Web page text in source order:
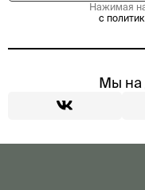
Нажимая
с
Мы на